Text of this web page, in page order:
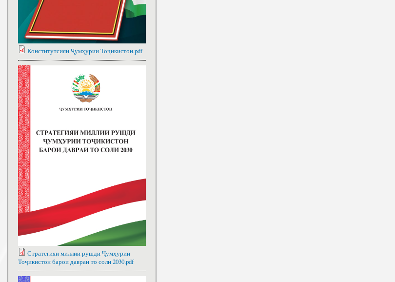
Конститутсияи Ҷумҳурии Тоҷикистон.pdf
Стратегияи миллии рушди Ҷумҳурии
Тоҷикистон барои давраи то соли 2030.pdf